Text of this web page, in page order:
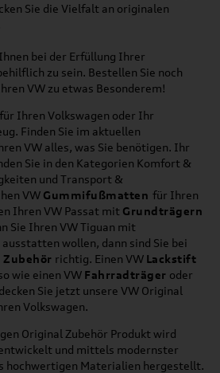
Sie die Vielfalt an originalen
bei der Erfüllung Ihrer
zu sein. Bestellen Sie noch
VW zu etwas Besonderem!
Ihren Volkswagen oder Ihr
Finden Sie im aktuellen
VW alles, was Sie benötigen. Ihr
Sie in den Kategorien Komfort &
und Transport &
VW Gummifußmatten für Ihren
Ihren VW Passat mit Grundträgern
Sie Ihren VW Tiguan mit
ausstatten wollen, dann sind Sie bei
richtig. Einen VW Lackstift
wie einen VW Fahrradträger oder
Sie jetzt unsere VW Original
Volkswagen.
Original Zubehör Produkt wird
und mittels modernster
hochwertigen Materialien hergestellt.